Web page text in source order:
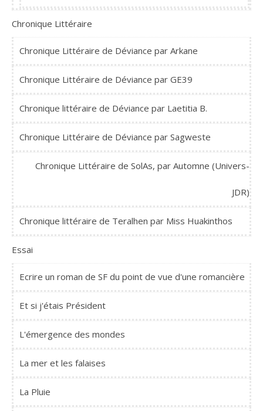
Chronique Littéraire
Chronique Littéraire de Déviance par Arkane
Chronique Littéraire de Déviance par GE39
Chronique littéraire de Déviance par Laetitia B.
Chronique Littéraire de Déviance par Sagweste
Chronique Littéraire de SolAs, par Automne (Univers-
JDR)
Chronique littéraire de Teralhen par Miss Huakinthos
Essai
Ecrire un roman de SF du point de vue d'une romancière
Et si j'étais Président
L'émergence des mondes
La mer et les falaises
La Pluie